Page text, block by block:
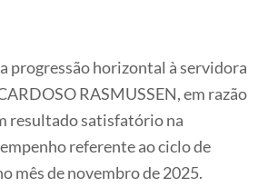
progressão horizontal à servidora
RASMUSSEN, em razão
resultado satisfatório na
referente ao ciclo de
mês de novembro de 2025.